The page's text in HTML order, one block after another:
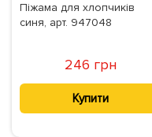
Піжама для хлопчиків
синя, арт. 947048
246 грн
Купити